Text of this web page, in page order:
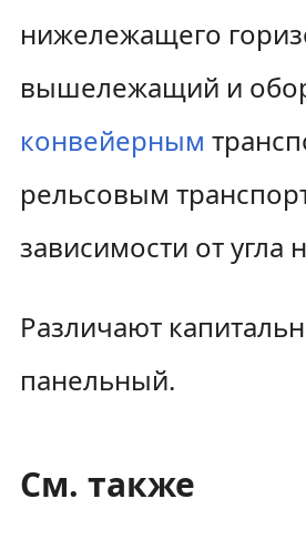
а
ц
и
у
нижележащего
вышележащий и
конвейерным
рельсовым
зависимости от угла
Различают
панельный.
См. также